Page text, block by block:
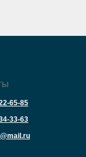
65-85
33-63